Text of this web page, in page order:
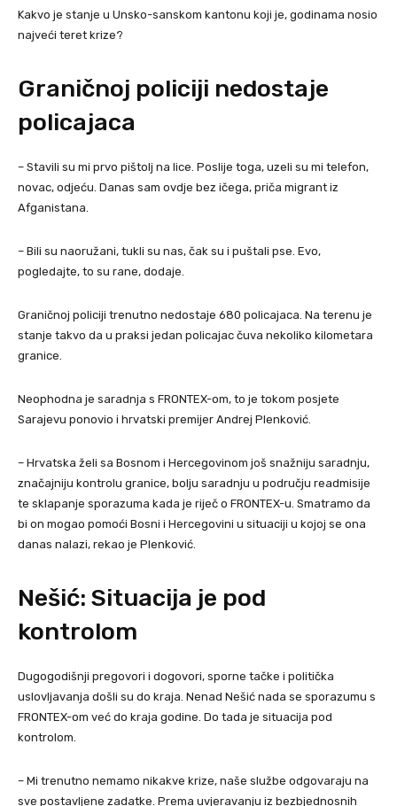
Kakvo je stanje u Unsko-sanskom kantonu koji je, godinama nosio
najveći teret krize?
Graničnoj policiji nedostaje
policajaca
– Stavili su mi prvo pištolj na lice. Poslije toga, uzeli su mi telefon,
novac, odjeću. Danas sam ovdje bez ičega, priča migrant iz
Afganistana.
– Bili su naoružani, tukli su nas, čak su i puštali pse. Evo,
pogledajte, to su rane, dodaje.
Graničnoj policiji trenutno nedostaje 680 policajaca. Na terenu je
stanje takvo da u praksi jedan policajac čuva nekoliko kilometara
granice.
Neophodna je saradnja s FRONTEX-om, to je tokom posjete
Sarajevu ponovio i hrvatski premijer Andrej Plenković.
– Hrvatska želi sa Bosnom i Hercegovinom još snažniju saradnju,
značajniju kontrolu granice, bolju saradnju u području readmisije
te sklapanje sporazuma kada je riječ o FRONTEX-u. Smatramo da
bi on mogao pomoći Bosni i Hercegovini u situaciji u kojoj se ona
danas nalazi, rekao je Plenković.
Nešić: Situacija je pod
kontrolom
Dugogodišnji pregovori i dogovori, sporne tačke i politička
uslovljavanja došli su do kraja. Nenad Nešić nada se sporazumu s
FRONTEX-om već do kraja godine. Do tada je situacija pod
kontrolom.
– Mi trenutno nemamo nikakve krize, naše službe odgovaraju na
sve postavljene zadatke. Prema uvjeravanju iz bezbjednosnih